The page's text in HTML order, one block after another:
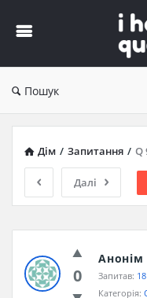
Пошук
Дім / Запитання / Q
Далі
0
Анонім
Запитав:
Категорія: